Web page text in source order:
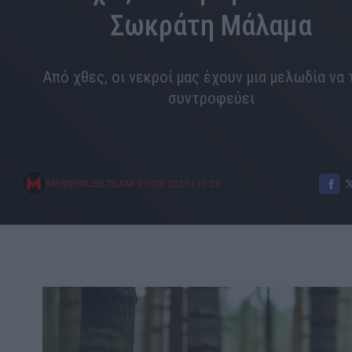
Σωκράτη Μάλαμα
Από χθες, οι νεκροί μας έχουν μια μελωδία να
συντροφεύει
MENSHOUSE TEAM 03/03/2023 | 10:26